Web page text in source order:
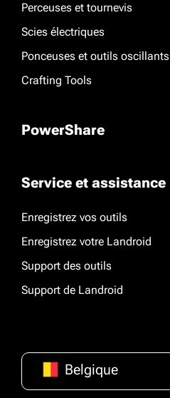
Perceuses et tournevis
Scies électriques
Ponceuses et outils oscillants
Crafting Tools
PowerShare
Service et assistance
Enregistrez vos outils
Enregistrez votre Landroid
Support des outils
Support de Landroid
Belgique